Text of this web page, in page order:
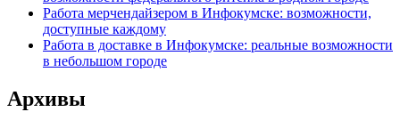
Работа мерчендайзером в Инфокумске: возможности,
доступные каждому
Работа в доставке в Инфокумске: реальные возможности
в небольшом городе
Архивы